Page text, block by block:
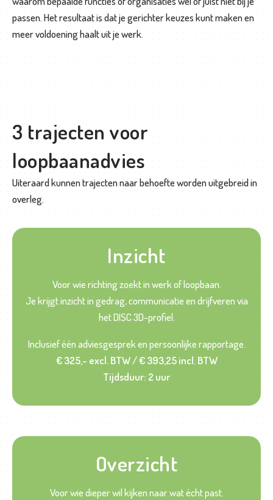
passen. Het resultaat is dat je gerichter keuzes kunt maken en
meer voldoening haalt uit je werk.
3 trajecten voor
loopbaanadvies
Uiteraard kunnen trajecten naar behoefte worden uitgebreid in
overleg.
Inzicht
Voor wie richting zoekt in werk of loopbaan.
Je krijgt inzicht in gedrag, communicatie en drijfveren via
het DISC 3D-profiel.
Inclusief één adviesgesprek en persoonlijke rapportage.
€ 325,- excl. BTW / € 393,25 incl. BTW
Tijdsduur: 2 uur
Overzicht
Voor wie dieper wil kijken naar wat écht past.